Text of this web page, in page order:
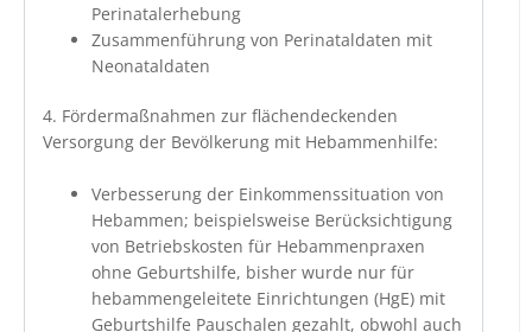
Perinatalerhebung
Zusammenführung von Perinataldaten mit
Neonataldaten
4. Fördermaßnahmen zur flächendeckenden
Versorgung der Bevölkerung mit Hebammenhilfe:
Verbesserung der Einkommenssituation von
Hebammen; beispielsweise Berücksichtigung
von Betriebskosten für Hebammenpraxen
ohne Geburtshilfe, bisher wurde nur für
hebammengeleitete Einrichtungen (HgE) mit
Geburtshilfe Pauschalen gezahlt, obwohl auch